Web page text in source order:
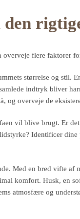
flere faktorer
størrelse og stil.
indtryk bliver
og overveje de
vil blive brugt. Er
Identificer
Med en bred vifte
komfort. Husk, en
atmosfære og